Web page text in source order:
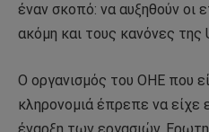
έναν σκοπό: να αυξηθούν οι
ακόμη και τους κανόνες της
Ο οργανισμός του ΟΗΕ που
κληρονομιά έπρεπε να είχε